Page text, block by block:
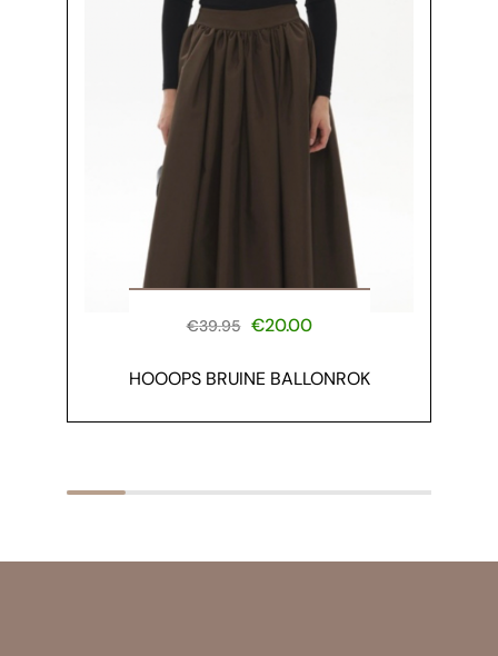
HOOOPS BRUINE BALLONROK
€39.95 €20.00